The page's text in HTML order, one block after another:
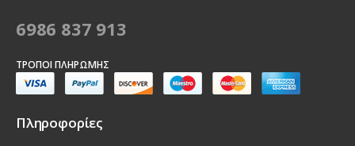
6986 837 913
ΤΡΌΠΟΙ ΠΛΗΡΩΜΉΣ
Πληροφορίες